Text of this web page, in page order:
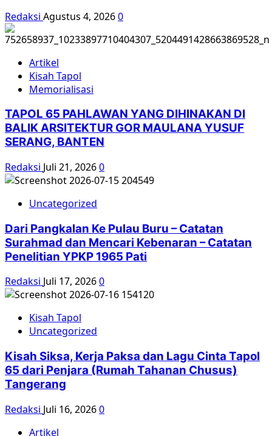
Redaksi Agustus 4, 20260
Artikel
Kisah Tapol
Memorialisasi
TAPOL 65 PAHLAWAN YANG DIHINAKAN DI
BALIK ARSITEKTUR GOR MAULANA YUSUF
SERANG, BANTEN
Redaksi Juli 21, 20260
Uncategorized
Dari Pangkalan Ke Pulau Buru – Catatan
Surahmad dan Mencari Kebenaran – Catatan
Penelitian YPKP 1965 Pati
Redaksi Juli 17, 20260
Kisah Tapol
Uncategorized
Kisah Siksa, Kerja Paksa dan Lagu Cinta Tapol
65 dari Penjara (Rumah Tahanan Chusus)
Tangerang
Redaksi Juli 16, 20260
Artikel